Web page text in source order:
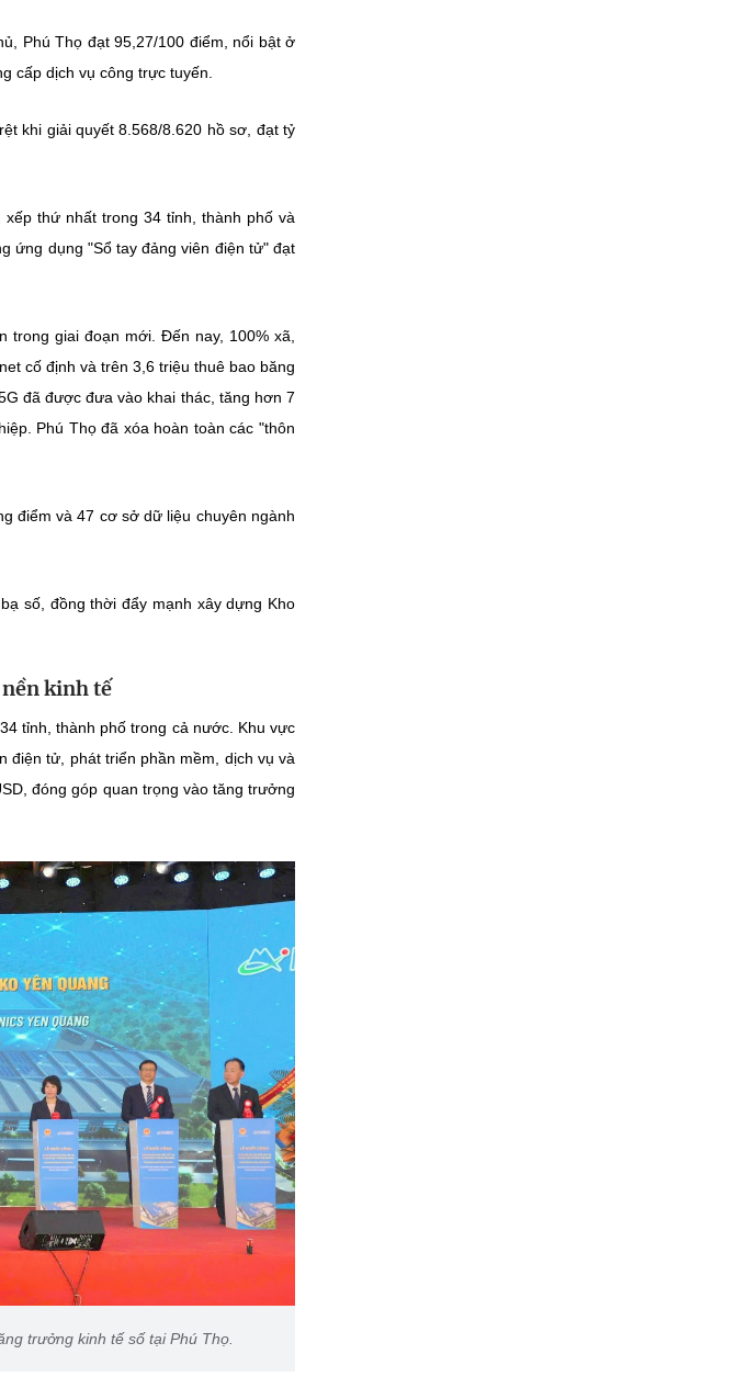
Phú Thọ đạt 95,27/100 điểm, nổi bật ở
cấp dịch vụ công trực tuyến.
khi giải quyết 8.568/8.620 hồ sơ, đạt tỷ
thứ nhất trong 34 tỉnh, thành phố và
ứng dụng "Sổ tay đảng viên điện tử" đạt
trong giai đoạn mới. Đến nay, 100% xã,
cố định và trên 3,6 triệu thuê bao băng
đã được đưa vào khai thác, tăng hơn 7
Phú Thọ đã xóa hoàn toàn các "thôn
điểm và 47 cơ sở dữ liệu chuyên ngành
số, đồng thời đẩy mạnh xây dựng Kho
kinh tế
tỉnh, thành phố trong cả nước. Khu vực
điện tử, phát triển phần mềm, dịch vụ và
đóng góp quan trọng vào tăng trưởng
trưởng kinh tế số tại Phú Thọ.